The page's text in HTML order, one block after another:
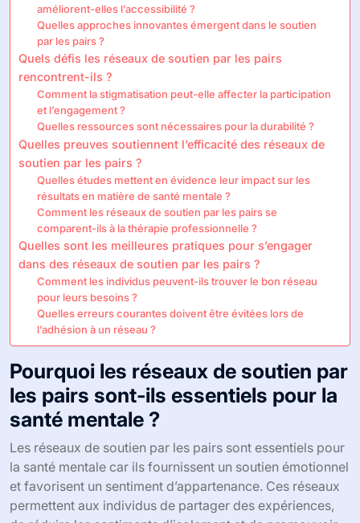
améliorent-elles l’accessibilité ?
Quelles approches innovantes émergent dans le soutien
par les pairs ?
Quels défis les réseaux de soutien par les pairs
rencontrent-ils ?
Comment la stigmatisation peut-elle affecter la participation
et l’engagement ?
Quelles ressources sont nécessaires pour la durabilité ?
Quelles preuves soutiennent l’efficacité des réseaux de
soutien par les pairs ?
Quelles études mettent en évidence leur impact sur les
résultats en matière de santé mentale ?
Comment les réseaux de soutien par les pairs se
comparent-ils à la thérapie professionnelle ?
Quelles sont les meilleures pratiques pour s’engager
dans des réseaux de soutien par les pairs ?
Comment les individus peuvent-ils trouver le bon réseau
pour leurs besoins ?
Quelles erreurs courantes doivent être évitées lors de
l’adhésion à un réseau ?
Pourquoi les réseaux de soutien par
les pairs sont-ils essentiels pour la
santé mentale ?
Les réseaux de soutien par les pairs sont essentiels pour
la santé mentale car ils fournissent un soutien émotionnel
et favorisent un sentiment d’appartenance. Ces réseaux
permettent aux individus de partager des expériences,